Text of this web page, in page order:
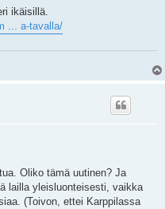
ikäisillä.
... a-tavalla/
Oliko tämä uutinen? Ja
lailla yleisluonteisesti, vaikka
(Toivon, ettei Karppilassa